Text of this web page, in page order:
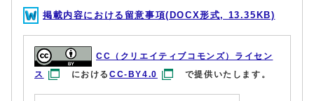
掲載内容における留意事項(DOCX形式, 13.35KB)
CC（クリエイティブコモンズ）ライセン
ス
におけるCC-BY4.0 で提供いたします。